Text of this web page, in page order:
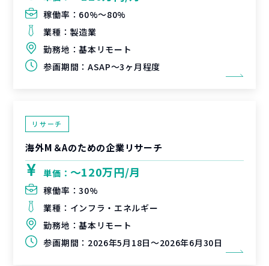
稼働率： 60%〜80%
業種： 製造業
勤務地：基本リモート
参画期間： ASAP～3ヶ月程度
リサーチ
海外M＆Aのための企業リサーチ
単価： 〜120万円/月
稼働率：30%
業種： インフラ・エネルギー
勤務地：基本リモート
参画期間： 2026年5月18日～2026年6月30日